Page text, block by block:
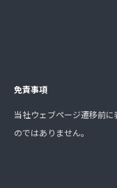
免責事項
当社ウェブページ遷移前
のではありません。